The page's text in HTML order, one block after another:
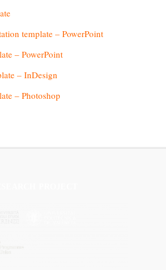
template – PowerPoint
– PowerPoint
– InDesign
– Photoshop